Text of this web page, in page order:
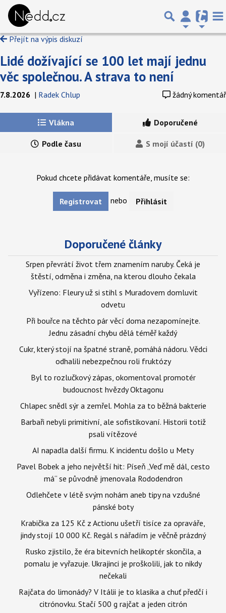
Přejít na výpis diskuzí
Lidé dožívající se 100 let mají jednu
věc společnou. A strava to není
7.8.2026 | Radek Chlup žádný komentář
Vlákna Doporučené
Podle času S mojí účastí (0)
Pokud chcete přidávat komentáře, musíte se:
Registrovat nebo Přihlásit
Doporučené články
Srpen převrátí život třem znamením naruby. Čeká je
štěstí, odměna i změna, na kterou dlouho čekala
Vyřízeno: Fleury už si stihl s Muradovem domluvit
odvetu
Při bouřce na těchto pár věcí doma nezapomínejte.
Jednu zásadní chybu dělá téměř každý
Cukr, který stojí na špatné straně, pomáhá nádoru. Vědci
odhalili nebezpečnou roli fruktózy
Byl to rozlučkový zápas, okomentoval promotér
budoucnost hvězdy Oktagonu
Chlapec snědl sýr a zemřel. Mohla za to běžná bakterie
Barbaři nebyli primitivní, ale sofistikovaní. Historii totiž
psali vítězové
AI napadla další firmu. K incidentu došlo u Mety
Pavel Bobek a jeho největší hit: Píseň „Veď mě dál, cesto
má“ se původně jmenovala Rododendron
Odlehčete v létě svým nohám aneb tipy na vzdušné
pánské boty
Krabička za 125 Kč z Actionu ušetří tisíce za opraváře,
jindy stojí 10 000 Kč. Regál s nářadím je věčně prázdný
Rusko zjistilo, že éra bitevních helikoptér skončila, a
pomalu je vyřazuje. Ukrajinci je proškolili, jak to nikdy
nečekali
Rajčata do limonády? V Itálii je to klasika a chuť předčí i
citrónovku. Stačí 500 g rajčat a jeden citrón